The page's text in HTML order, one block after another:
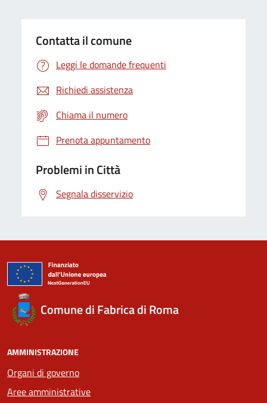
Contatta il comune
Leggi le domande frequenti
Richiedi assistenza
Chiama il numero
Prenota appuntamento
Problemi in Città
Segnala disservizio
Comune di Fabrica di Roma
AMMINISTRAZIONE
Organi di governo
Aree amministrative